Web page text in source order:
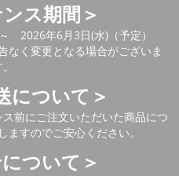
ス期間＞
2026年6月3日(水)（予定）
く変更となる場合がございま
について＞
前にご注文いただいた商品につ
すのでご安心ください。
ついて＞